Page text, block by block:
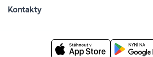
Kontakty